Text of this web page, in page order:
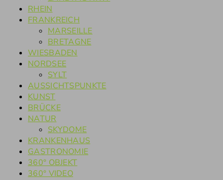
RHEIN
FRANKREICH
MARSEILLE
BRETAGNE
WIESBADEN
NORDSEE
SYLT
AUSSICHTSPUNKTE
KUNST
BRÜCKE
NATUR
SKYDOME
KRANKENHAUS
GASTRONOMIE
360° OBJEKT
360° VIDEO